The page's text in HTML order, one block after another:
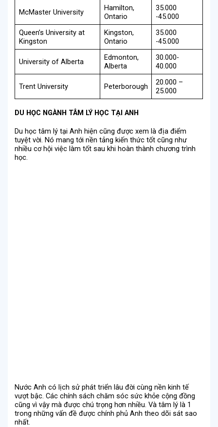
McMaster University
Hamilton,
Ontario
35.000
-45.000
Queen’s University at
Kingston
Kingston,
Ontario
35.000
-45.000
University of Alberta
Edmonton,
Alberta
30.000-
40.000
Trent University Peterborough
20.000 –
25.000
DU HỌC NGÀNH TÂM LÝ HỌC TẠI ANH
Du học tâm lý tại Anh hiện cũng được xem là địa điểm
tuyệt vời. Nó mang tới nền tảng kiến thức tốt cũng như
nhiều cơ hội việc làm tốt sau khi hoàn thành chương trình
học.
Nước Anh có lịch sử phát triển lâu đời cùng nền kinh tế
vượt bậc. Các chính sách chăm sóc sức khỏe cộng đồng
cũng vì vậy mà được chú trọng hơn nhiều. Và tâm lý là 1
trong những vấn đề được chính phủ Anh theo dõi sát sao
nhất.